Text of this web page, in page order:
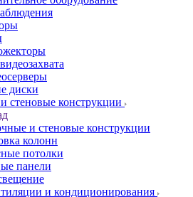
диски
стеновые конструкции
и стеновые конструкции
колонн
потолки
панели
и кондиционирования